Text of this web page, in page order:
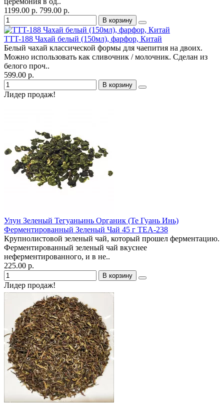
1199.00 р. 799.00 р.
В корзину
TTT-188 Чахай белый (150мл), фарфор, Китай
Белый чахай классической формы для чаепития на двоих.
Можно использовать как сливочник / молочник. Сделан из
белого проч..
599.00 р.
В корзину
Лидер продаж!
Улун Зеленый Тегуаньинь Органик (Те Гуань Инь)
Ферментированный Зеленый Чай 45 г TEA-238
Крупнолистовой зеленый чай, который прошел ферментацию.
Ферментированный зеленый чай вкуснее
неферментированного, и в не..
225.00 р.
В корзину
Лидер продаж!